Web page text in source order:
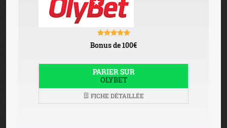
Bonus de 100€
PARIER SUR
OLYBET
FICHE DÉTAILLÉE